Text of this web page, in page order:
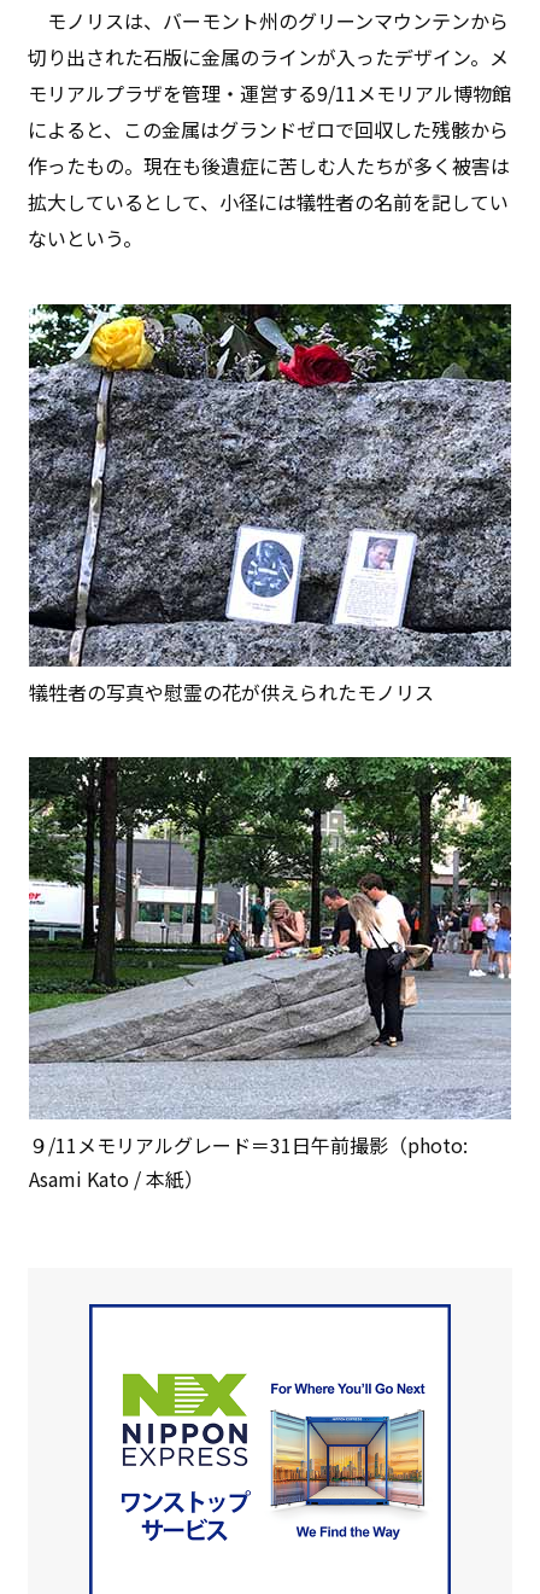
モノリスは、バーモント州のグリーンマウンテンから
切り出された石版に金属のラインが入ったデザイン。メ
モリアルプラザを管理・運営する9/11メモリアル博物館
によると、この金属はグランドゼロで回収した残骸から
作ったもの。現在も後遺症に苦しむ人たちが多く被害は
拡大しているとして、小径には犠牲者の名前を記してい
ないという。
犠牲者の写真や慰霊の花が供えられたモノリス
９/11メモリアルグレード＝31日午前撮影（photo:
Asami Kato / 本紙）